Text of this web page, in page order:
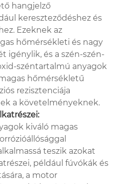
hangjelző
kereszteződéshez és
Ezeknek az
hőmérsékleti és nagy
igénylik, és a szén-szén-
széntartalmú anyagok
hőmérsékletű
rezisztenciája
a követelményeknek.
kiváló magas
teszik azokat
például fúvókák és
a motor